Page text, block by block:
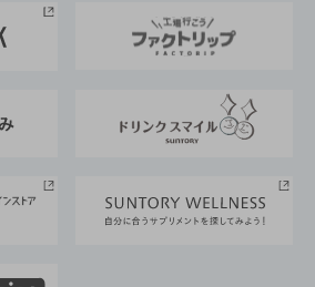
ズ大阪
るサステナビリティ経営